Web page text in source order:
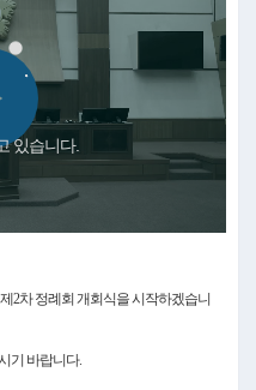
있습니다.
2차 정례회 개회식을 시작하겠습니
기 바랍니다.